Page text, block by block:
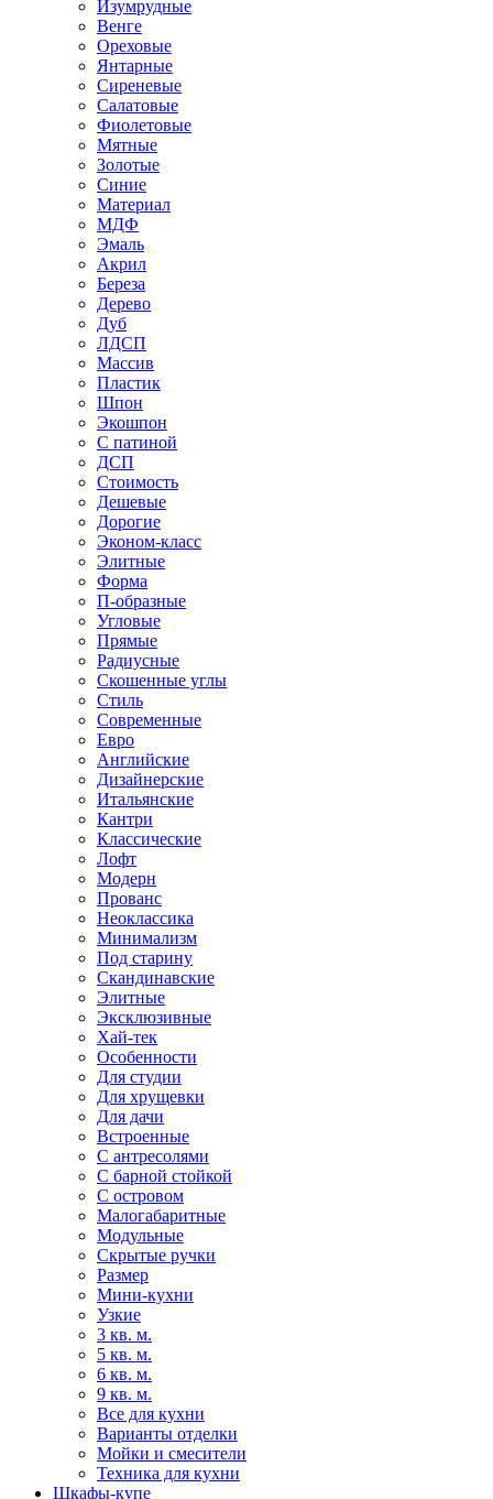
Изумрудные
Венге
Ореховые
Янтарные
Сиреневые
Салатовые
Фиолетовые
Мятные
Золотые
Синие
Материал
МДФ
Эмаль
Акрил
Береза
Дерево
Дуб
ЛДСП
Массив
Пластик
Шпон
Экошпон
С патиной
ДСП
Стоимость
Дешевые
Дорогие
Эконом-класс
Элитные
Форма
П-образные
Угловые
Прямые
Радиусные
Скошенные углы
Стиль
Современные
Евро
Английские
Дизайнерские
Итальянские
Кантри
Классические
Лофт
Модерн
Прованс
Неоклассика
Минимализм
Под старину
Скандинавские
Элитные
Эксклюзивные
Хай-тек
Особенности
Для студии
Для хрущевки
Для дачи
Встроенные
С антресолями
С барной стойкой
С островом
Малогабаритные
Модульные
Скрытые ручки
Размер
Мини-кухни
Узкие
3 кв. м.
5 кв. м.
6 кв. м.
9 кв. м.
Все для кухни
Варианты отделки
Мойки и смесители
Техника для кухни
Шкафы-купе